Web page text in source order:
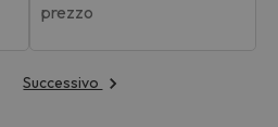
prezzo
Successivo